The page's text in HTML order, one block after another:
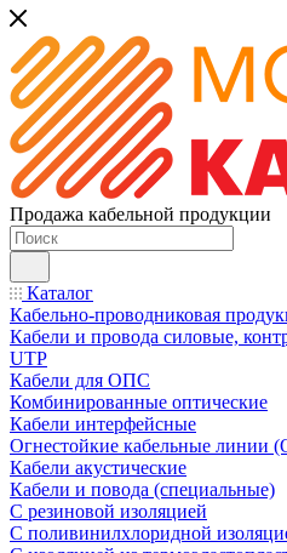
Продажа кабельной продукции
Каталог
Кабельно-проводниковая
Кабели и провода силовые,
UTP
Кабели для ОПС
Комбинированные оптические
Кабели интерфейсные
Огнестойкие кабельные линии
Кабели акустические
Кабели и повода (специальные)
С резиновой изоляцией
С поливинилхлоридной